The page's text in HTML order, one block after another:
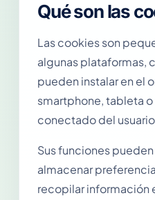
Qué son las
Las cookies son
algunas plataformas,
pueden instalar en el
smartphone, tableta
conectado del
Sus funciones pueden
almacenar
recopilar información